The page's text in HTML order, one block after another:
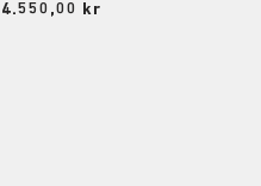
Price:
4.550,00 kr